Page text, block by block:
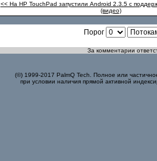
<< На HP TouchPad запустили Android 2.3.5 с
(видео)
Порог
За комментарии
(©) 1999-2017 PalmQ Tech. Полное или
при условии наличия прямой активной